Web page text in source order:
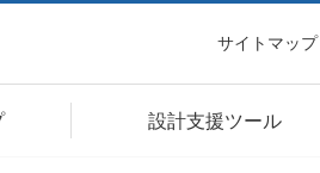
サイトマップ
設計支援ツール